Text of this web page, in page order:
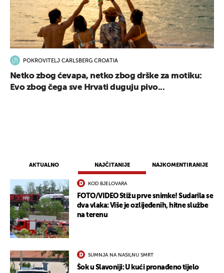
AKTUALNO NAJČITANIJE NAJKOMENTIRANIJE
KOD BJELOVARA
FOTO/VIDEO Stižu prve snimke! Sudarila se
dva vlaka: Više je ozlijeđenih, hitne službe
na terenu
SUMNJA NA NASILNU SMRT
Šok u Slavoniji: U kući pronađeno tijelo
POKROVITELJ CARLSBERG CROATIA
Netko zbog ćevapa, netko zbog drške za motiku:
Evo zbog čega sve Hrvati duguju pivo...